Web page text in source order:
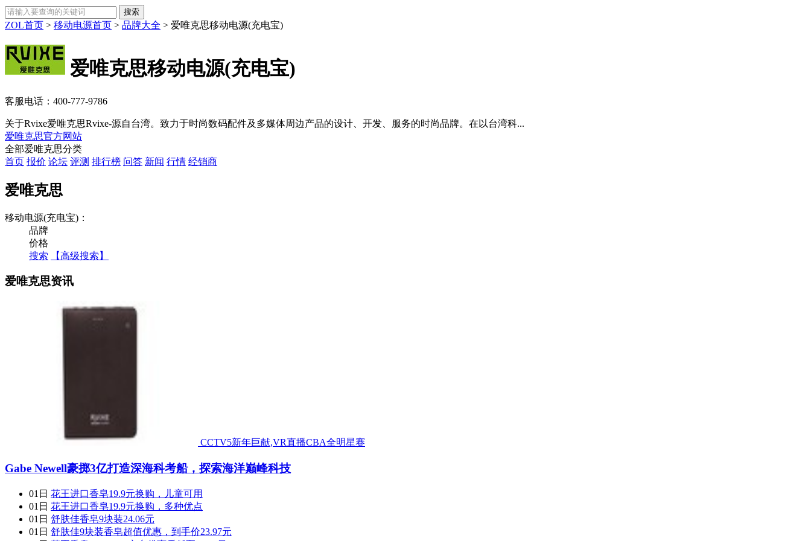
ZOL首页 > 移动电源首页 > 品牌大全 > 爱唯克思移动电源(充电宝)
爱唯克思移动电源(充电宝)
客服电话： 400-777-9786
关于Rvixe爱唯克思Rvixe-源自台湾。致力于时尚数码配件及多媒体周边产品的设计、开发、服务的时尚品牌。在以台湾科...
爱唯克思官方网站
全部爱唯克思分类
首页 报价 论坛 评测 排行榜 问答 新闻 行情 经销商
爱唯克思
移动电源(充电宝)：
品牌
价格
搜索
【高级搜索】
爱唯克思资讯
CCTV5新年巨献,VR直播CBA全明星赛
Gabe Newell豪掷3亿打造深海科考船，探索海洋巅峰科技
01日 花王进口香皂19.9元换购，儿童可用
01日 花王进口香皂19.9元换购，多种优点
01日 舒肤佳香皂9块装24.06元
01日 舒肤佳9块装香皂超值优惠，到手价23.97元